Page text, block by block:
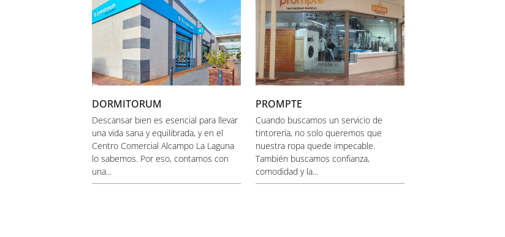
DORMITORUM
Descansar bien es esencial para llevar
una vida sana y equilibrada, y en el
Centro Comercial Alcampo La Laguna
lo sabemos. Por eso, contamos con
una...
PROMPTE
Cuando buscamos un servicio de
tintorería, no solo queremos que
nuestra ropa quede impecable.
También buscamos confianza,
comodidad y la...